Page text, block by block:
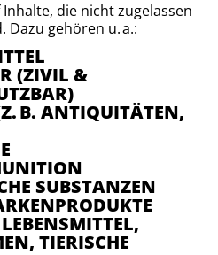
die nicht zugelassen
gehören u. a.:
(ZIVIL &
B. ANTIQUITÄTEN,
SUBSTANZEN
TIERISCHE